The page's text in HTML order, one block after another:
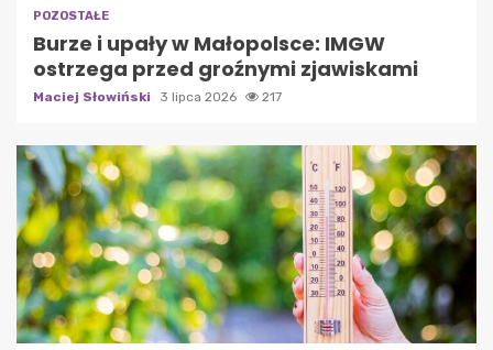
POZOSTAŁE
Burze i upały w Małopolsce: IMGW
ostrzega przed groźnymi zjawiskami
Maciej Słowiński 3 lipca 2026 217